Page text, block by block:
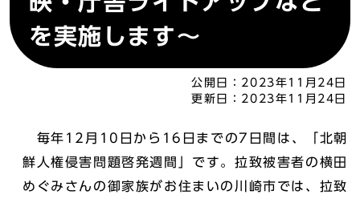
を実施します～
公開日： 2023年11月24日
更新日： 2023年11月24日
毎年12月10日から16日までの7日間は、「北朝
鮮人権侵害問題啓発週間」です。拉致被害者の横田
めぐみさんの御家族がお住まいの川崎市では、拉致